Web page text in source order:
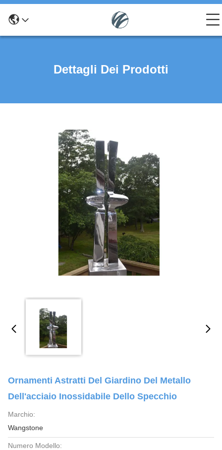
Dettagli Dei Prodotti
Ornamenti Astratti Del Giardino Del Metallo
Dell'acciaio Inossidabile Dello Specchio
Marchio:
Wangstone
Numero Modello: